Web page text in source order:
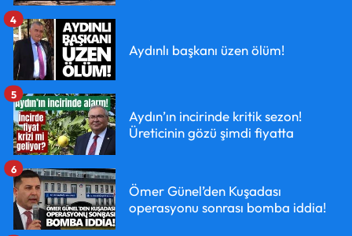
Aydınlı başkanı üzen ölüm!
4
Aydın’ın incirinde kritik sezon!
Üreticinin gözü şimdi fiyatta
5
Ömer Günel’den Kuşadası
operasyonu sonrası bomba iddia!
6